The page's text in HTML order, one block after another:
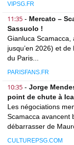
VIPSG.FR
11:35 - Mercato –
Sassuolo !
Gianluca
jusqu’en 2026) et
du Paris...
PARISFANS.FR
10:35 - Jorge
point de chute à
Les négociations
Scamacca avancent
débarrasser de
CULTUREPSG.COM